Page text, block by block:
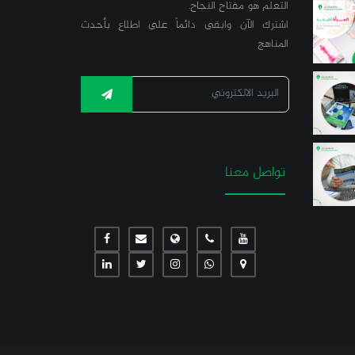
التعلّم هو مفتاح النجاح.
اشترك الآن وابقى دائماً على اطلاع بأحدث
المناهج
تواصل معنا